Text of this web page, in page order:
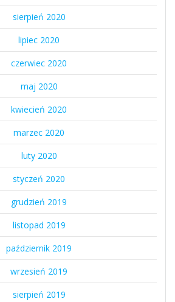
sierpień 2020
lipiec 2020
czerwiec 2020
maj 2020
kwiecień 2020
marzec 2020
luty 2020
styczeń 2020
grudzień 2019
listopad 2019
październik 2019
wrzesień 2019
sierpień 2019